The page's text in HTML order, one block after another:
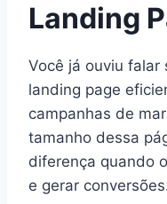
Landing
Você já ouviu falar
landing page
campanhas de
tamanho dessa
diferença quando
e gerar